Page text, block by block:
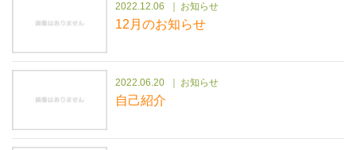
2022.12.06 お知らせ
12月のお知らせ
2022.06.20 お知らせ
自己紹介